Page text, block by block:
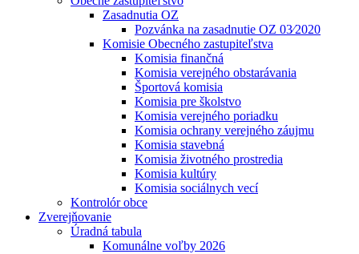
Zasadnutia OZ
Pozvánka na zasadnutie OZ 03⁄2020
Komisie Obecného zastupiteľstva
Komisia finančná
Komisia verejného obstarávania
Športová komisia
Komisia pre školstvo
Komisia verejného poriadku
Komisia ochrany verejného záujmu
Komisia stavebná
Komisia životného prostredia
Komisia kultúry
Komisia sociálnych vecí
Kontrolór obce
Zverejňovanie
Úradná tabula
Komunálne voľby 2026